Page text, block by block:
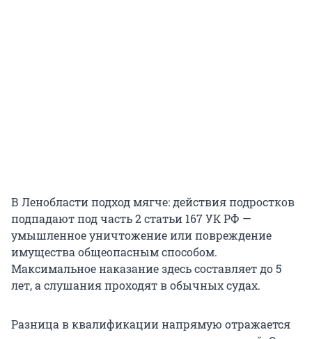
В Ленобласти подход мягче: действия подростков
подпадают под часть 2 статьи 167 УК РФ —
умышленное уничтожение или повреждение
имущества общеопасным способом.
Максимальное наказание здесь составляет до 5
лет, а слушания проходят в обычных судах.
Разница в квалификации напрямую отражается